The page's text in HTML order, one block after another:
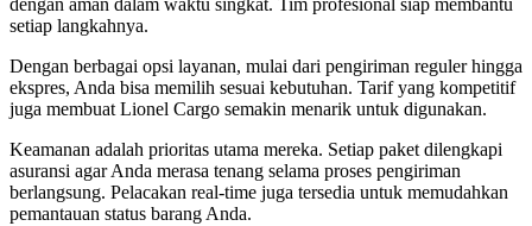
dengan aman dalam waktu singkat. Tim profesional siap membantu
setiap langkahnya.
Dengan berbagai opsi layanan, mulai dari pengiriman reguler hingga
ekspres, Anda bisa memilih sesuai kebutuhan. Tarif yang kompetitif
juga membuat Lionel Cargo semakin menarik untuk digunakan.
Keamanan adalah prioritas utama mereka. Setiap paket dilengkapi
asuransi agar Anda merasa tenang selama proses pengiriman
berlangsung. Pelacakan real-time juga tersedia untuk memudahkan
pemantauan status barang Anda.